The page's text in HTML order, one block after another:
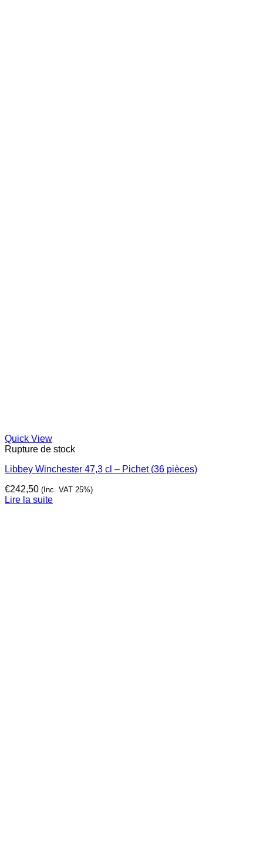
Quick View
Rupture de stock
Libbey Winchester 47,3 cl – Pichet (36 pièces)
€242,50 (Inc. VAT 25%)
Lire la suite